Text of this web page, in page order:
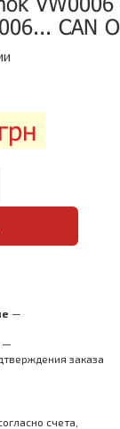
CAN
—
—
заказа
счета,